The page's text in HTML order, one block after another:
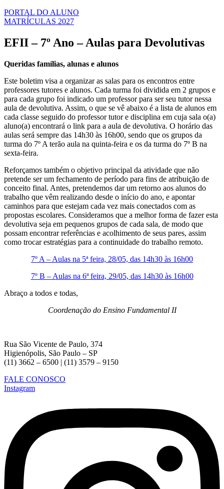
PORTAL DO ALUNO
MATRÍCULAS 2027
EFII – 7º Ano – Aulas para Devolutivas
Queridas famílias, alunas e alunos
Este boletim visa a organizar as salas para os encontros entre
professores tutores e alunos. Cada turma foi dividida em 2 grupos e
para cada grupo foi indicado um professor para ser seu tutor nessa
aula de devolutiva. Assim, o que se vê abaixo é a lista de alunos em
cada classe seguido do professor tutor e disciplina em cuja sala o(a)
aluno(a) encontrará o link para a aula de devolutiva. O horário das
aulas será sempre das 14h30 às 16h00, sendo que os grupos da
turma do 7º A terão aula na quinta-feira e os da turma do 7º B na
sexta-feira.
Reforçamos também o objetivo principal da atividade que não
pretende ser um fechamento de período para fins de atribuição de
conceito final. Antes, pretendemos dar um retorno aos alunos do
trabalho que vêm realizando desde o início do ano, e apontar
caminhos para que estejam cada vez mais conectados com as
propostas escolares. Consideramos que a melhor forma de fazer esta
devolutiva seja em pequenos grupos de cada sala, de modo que
possam encontrar referências e acolhimento de seus pares, assim
como trocar estratégias para a continuidade do trabalho remoto.
7º A – Aulas na 5ª feira, 28/05, das 14h30 às 16h00
7º B – Aulas na 6ª feira, 29/05, das 14h30 às 16h00
Abraço a todos e todas,
Coordenação do Ensino Fundamental II
Rua São Vicente de Paulo, 374
Higienópolis, São Paulo – SP
(11) 3662 – 6500 | (11) 3579 – 9150
FALE CONOSCO
Instagram